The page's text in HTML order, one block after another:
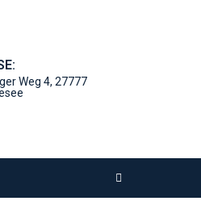
Weg 4, 27777